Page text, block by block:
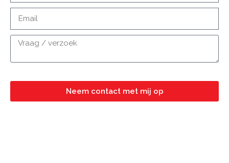
Neem contact met mij op